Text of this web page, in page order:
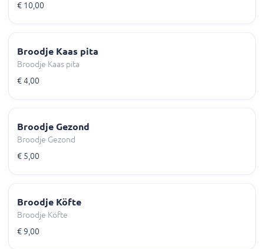
€ 10,00
Broodje Kaas pita
Broodje Kaas pita
€ 4,00
Broodje Gezond
Broodje Gezond
€ 5,00
Broodje Köfte
Broodje Köfte
€ 9,00